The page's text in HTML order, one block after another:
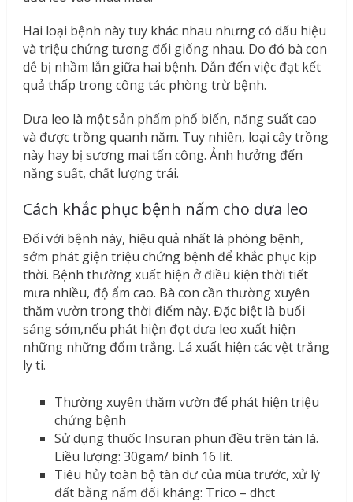
Hai loại bệnh này tuy khác nhau nhưng có dấu hiệu
và triệu chứng tương đối giống nhau. Do đó bà con
dễ bị nhầm lẫn giữa hai bệnh. Dẫn đến việc đạt kết
quả thấp trong công tác phòng trừ bệnh.
Dưa leo là một sản phẩm phổ biến, năng suất cao
và được trồng quanh năm. Tuy nhiên, loại cây trồng
này hay bị sương mai tấn công. Ảnh hưởng đến
năng suất, chất lượng trái.
Cách khắc phục bệnh nấm cho dưa leo
Đối với bệnh này, hiệu quả nhất là phòng bệnh,
sớm phát giện triệu chứng bệnh để khắc phục kịp
thời. Bệnh thường xuất hiện ở điều kiện thời tiết
mưa nhiều, độ ẩm cao. Bà con cần thường xuyên
thăm vườn trong thời điểm này. Đặc biệt là buổi
sáng sớm,nếu phát hiện đọt dưa leo xuất hiện
những những đốm trắng. Lá xuất hiện các vệt trắng
ly ti.
Thường xuyên thăm vườn để phát hiện triệu
chứng bệnh
Sử dụng thuốc Insuran phun đều trên tán lá.
Liều lượng: 30gam/ bình 16 lit.
Tiêu hủy toàn bộ tàn dư của mùa trước, xử lý
đất bằng nấm đối kháng: Trico – dhct